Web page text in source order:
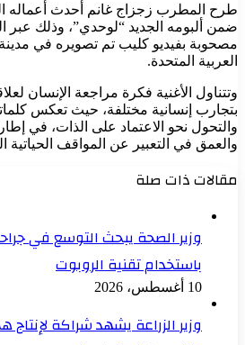
طرح المطرب زجزاج غانم أحدث أعماله
ضمن ألبومه الجديد “لوحدي”، وذلك عبر
مصحوبة بفيديو كليب تم تصويره في مدينة
العربية المتحدة.
وتتناول الأغنية فكرة مراجعة الإنسان
بتجارب إنسانية مختلفة، حيث تعكس
والتحول نحو الاعتماد على الذات، في
والعمق في التعبير عن المواقف الحياتية
مقالات ذات صلة
وزير الصحة يبحث التوسع في
باستخدام تقنية الروبوت
10 أغسطس، 2026
وزير الزراعة يشهد شراكة